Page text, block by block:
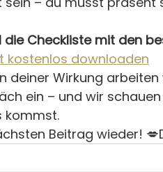
die Checkliste mit den
kostenlos downloaden
deiner Wirkung
ein – und wir
kommst.
Beitrag wieder!